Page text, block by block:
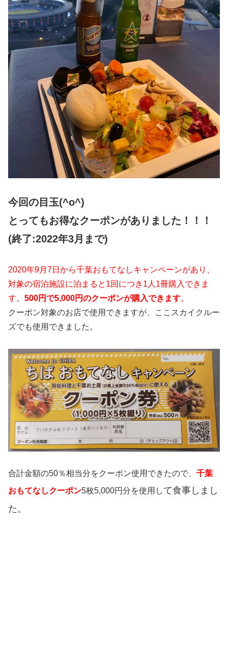
今回の目玉(^o^)
とってもお得なクーポンがありました！！！
(終了:2022年3月まで)
2020年9月7日から千葉おもてなしキャンペーンがあり、
対象の宿泊施設に泊まると1回につき1人1冊購入できま
す。 500円で5,000円のクーポンが購入できます。
クーポン対象のお店で使用できますが、ここスカイクルー
ズでも使用できました。
合計金額の50％相当分をクーポン使用できたので、 千葉
おもてなしクーポン5枚5,000円分を使用して食事しまし
た 。